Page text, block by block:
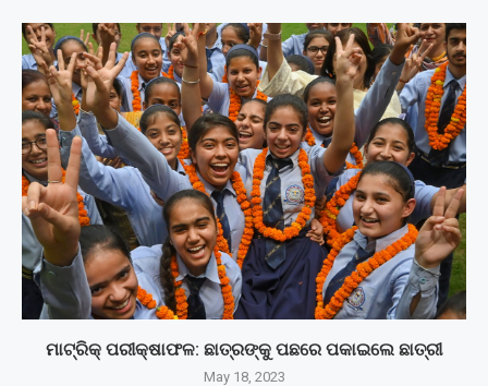
ମାଟ୍ରିକ୍‌ ପରୀକ୍ଷାଫଳ: ଛାତ୍ରଙ୍କୁ ପଛରେ ପକାଇଲେ ଛାତ୍ରୀ
May 18, 2023